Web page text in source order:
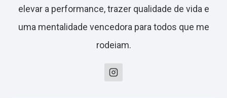
elevar a performance, trazer qualidade de vida e
uma mentalidade vencedora para todos que me
rodeiam.